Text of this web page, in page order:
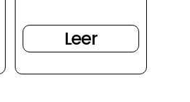
Leer